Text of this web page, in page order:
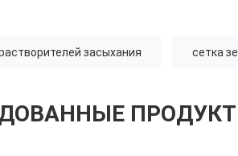
засыхания сетка